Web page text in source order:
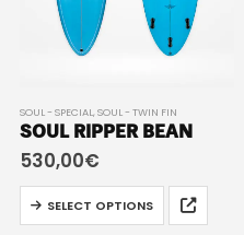
SOUL - SPECIAL,SOUL - TWIN FIN
SOUL RIPPER BEAN
530,00€
SELECT OPTIONS